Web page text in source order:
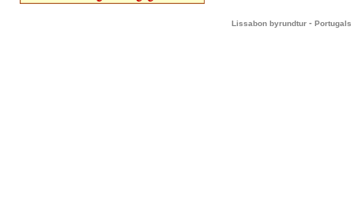
Lissabon byrundtur -